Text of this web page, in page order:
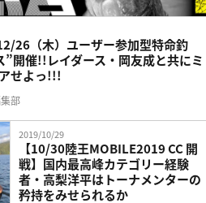
26（木）ユーザー参加型特命釣
”開催!!レイダース・岡友成と共にミ
せよっ!!!
部
2019/10/29
【10/30陸王MOBILE2019 CC 開
戦】国内最高峰カテゴリー経験
者・高梨洋平はトーナメンターの
矜持をみせられるか